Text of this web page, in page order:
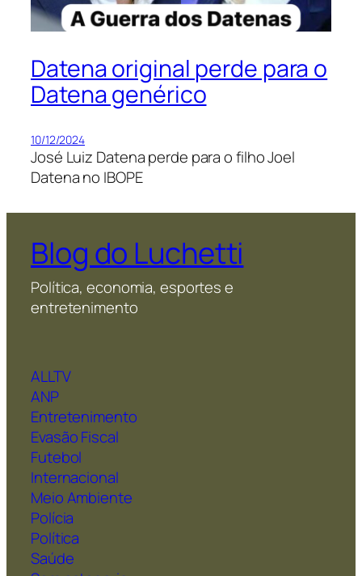
Datena original perde para o
Datena genérico
10/12/2024
José Luiz Datena perde para o filho Joel
Datena no IBOPE
Blog do Luchetti
Política, economia, esportes e
entretenimento
ALLTV
ANP
Entretenimento
Evasão Fiscal
Futebol
Internacional
Meio Ambiente
Polícia
Política
Saúde